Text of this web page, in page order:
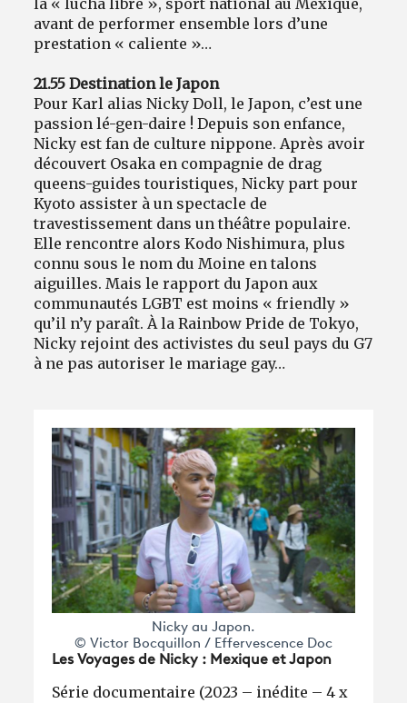
la « lucha libre », sport national au Mexique,
avant de performer ensemble lors d’une
prestation « caliente »…
21.55 Destination le Japon
Pour Karl alias Nicky Doll, le Japon, c’est une
passion lé-gen-daire ! Depuis son enfance,
Nicky est fan de culture nippone. Après avoir
découvert Osaka en compagnie de drag
queens-guides touristiques, Nicky part pour
Kyoto assister à un spectacle de
travestissement dans un théâtre populaire.
Elle rencontre alors Kodo Nishimura, plus
connu sous le nom du Moine en talons
aiguilles. Mais le rapport du Japon aux
communautés LGBT est moins « friendly »
qu’il n’y paraît. À la Rainbow Pride de Tokyo,
Nicky rejoint des activistes du seul pays du G7
à ne pas autoriser le mariage gay…
Nicky au Japon.
© Victor Bocquillon / Effervescence Doc
Les Voyages de Nicky : Mexique et Japon
Série documentaire (2023 – inédite – 4 x